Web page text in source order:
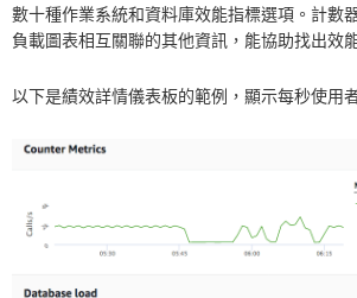
數十種作業系統和資料庫效能指標選項。計數
負載圖表相互關聯的其他資訊，能協助找出效
以下是績效詳情儀表板的範例，顯示每秒使用